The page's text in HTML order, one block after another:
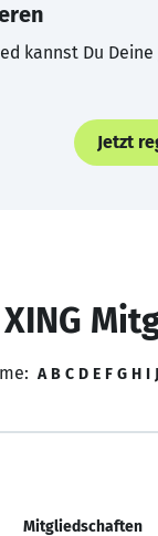
kannst Du
Jetzt
A B C D E F G H I J
Mitgliedschaften